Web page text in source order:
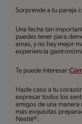
Sorprende a tu pareja
Una fecha tan
puedes tener para
amas, y no hay mejor
experiencia
Te puede interesar:
Hazle caso a tu
expresar todos los
amigos de una manera
más exquisitas
Nestlé®.